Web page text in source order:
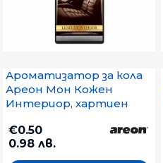
Ароматизатор за кола
Ареон Мон Кожен
Интериор, хартиен
€0.50
0.98 лв.